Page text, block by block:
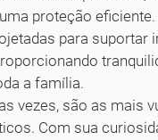
proteção
para suportar
a família.
vezes, são as mais
Com sua